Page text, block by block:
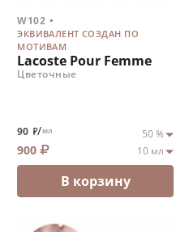
W102 .
ЭКВИВАЛЕНТ СОЗДАН ПО
МОТИВАМ
Lacoste Pour Femme
Цветочные
90 /мл
900
В корзину